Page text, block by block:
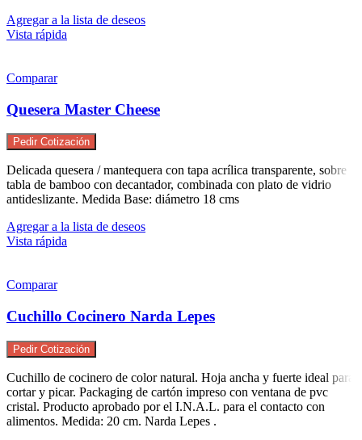
Agregar a la lista de deseos
Vista rápida
Comparar
Quesera Master Cheese
Pedir Cotización
Delicada quesera / mantequera con tapa acrílica transparente, sobre
tabla de bamboo con decantador, combinada con plato de vidrio
antideslizante. Medida Base: diámetro 18 cms
Agregar a la lista de deseos
Vista rápida
Comparar
Cuchillo Cocinero Narda Lepes
Pedir Cotización
Cuchillo de cocinero de color natural. Hoja ancha y fuerte ideal para
cortar y picar. Packaging de cartón impreso con ventana de pvc
cristal. Producto aprobado por el I.N.A.L. para el contacto con
alimentos. Medida: 20 cm. Narda Lepes .